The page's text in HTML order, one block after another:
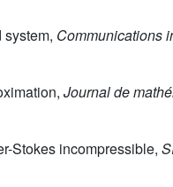
Communications
Journal de
Stokes incompressible,